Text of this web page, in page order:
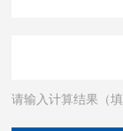
请输入计算结果（